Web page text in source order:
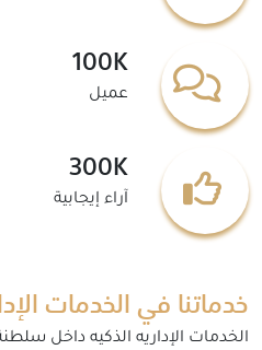
100K
عميل
300K
آراء إيجابية
خدماتنا في الخدمات
الخدمات الإداريه الذكيه داخل